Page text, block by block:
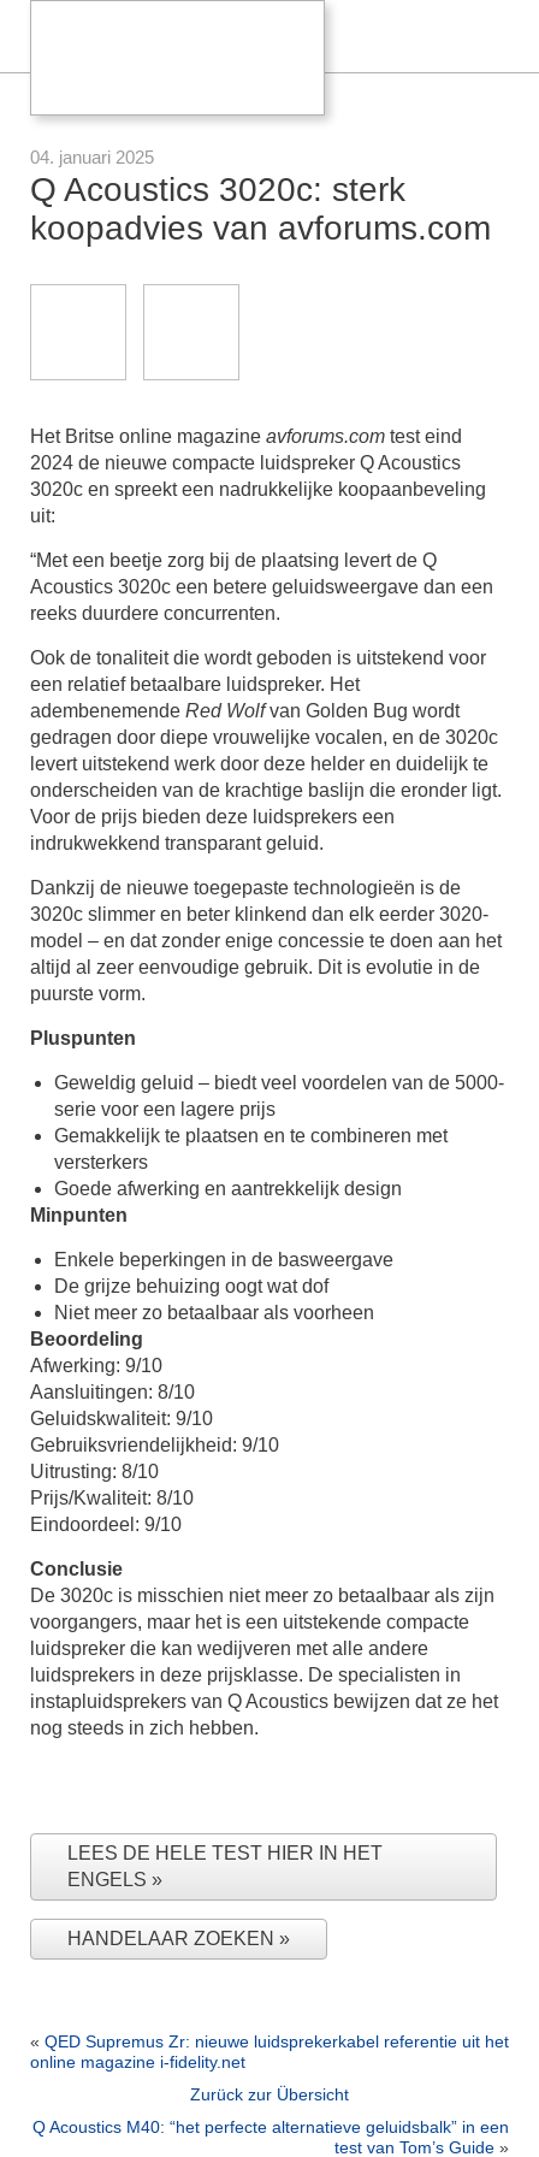
04. januari 2025
Q Acoustics 3020c: sterk
koopadvies van avforums.com
Het Britse online magazine avforums.com test eind
2024 de nieuwe compacte luidspreker Q Acoustics
3020c en spreekt een nadrukkelijke koopaanbeveling
uit:
“Met een beetje zorg bij de plaatsing levert de Q
Acoustics 3020c een betere geluidsweergave dan een
reeks duurdere concurrenten.
Ook de tonaliteit die wordt geboden is uitstekend voor
een relatief betaalbare luidspreker. Het
adembenemende Red Wolfvan Golden Bug wordt
gedragen door diepe vrouwelijke vocalen, en de 3020c
levert uitstekend werk door deze helder en duidelijk te
onderscheiden van de krachtige baslijn die eronder ligt.
Voor de prijs bieden deze luidsprekers een
indrukwekkend transparant geluid.
Dankzij de nieuwe toegepaste technologieën is de
3020c slimmer en beter klinkend dan elk eerder 3020-
model – en dat zonder enige concessie te doen aan het
altijd al zeer eenvoudige gebruik. Dit is evolutie in de
puurste vorm.
Pluspunten
Geweldig geluid – biedt veel voordelen van de 5000-
serie voor een lagere prijs
Gemakkelijk te plaatsen en te combineren met
versterkers
Goede afwerking en aantrekkelijk design
Minpunten
Enkele beperkingen in de basweergave
De grijze behuizing oogt wat dof
Niet meer zo betaalbaar als voorheen
Beoordeling
Afwerking: 9/10
Aansluitingen: 8/10
Geluidskwaliteit: 9/10
Gebruiksvriendelijkheid: 9/10
Uitrusting: 8/10
Prijs/Kwaliteit: 8/10
Eindoordeel: 9/10
Conclusie
De 3020c is misschien niet meer zo betaalbaar als zijn
voorgangers, maar het is een uitstekende compacte
luidspreker die kan wedijveren met alle andere
luidsprekers in deze prijsklasse. De specialisten in
instapluidsprekers van Q Acoustics bewijzen dat ze het
nog steeds in zich hebben.
LEES DE HELE TEST HIER IN HET
ENGELS
HANDELAAR ZOEKEN
« QED Supremus Zr: nieuwe luidsprekerkabel referentie uit het
online magazine i-fidelity.net
Zurück zur Übersicht
Q Acoustics M40: “het perfecte alternatieve geluidsbalk” in een
test van Tom’s Guide »